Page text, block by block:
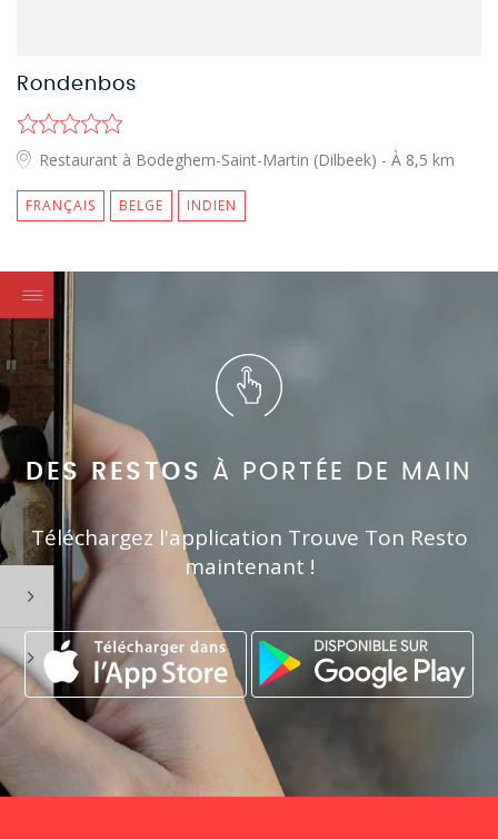
Rondenbos
Restaurant à Bodeghem-Saint-Martin (Dilbeek) - À 8,5 km
FRANÇAIS BELGE INDIEN
DES RESTOS À PORTÉE DE MAIN
Téléchargez l'application Trouve Ton Resto
maintenant !